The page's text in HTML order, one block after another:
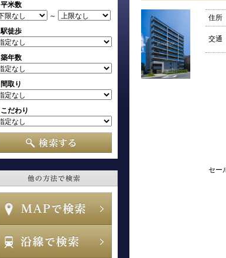
平米数
～
駅徒歩
築年数
間取り
こだわり
住所
交通
セー